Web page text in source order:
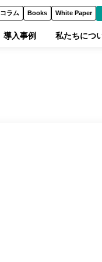
コラム Books White Paper
導入事例 私たちにつ